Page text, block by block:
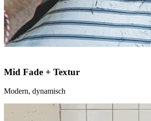
Mid Fade + Textur
Modern, dynamisch